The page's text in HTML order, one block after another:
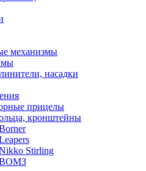
механизмы
насадки
прицелы
кронштейны
Stirling
ВОМЗ